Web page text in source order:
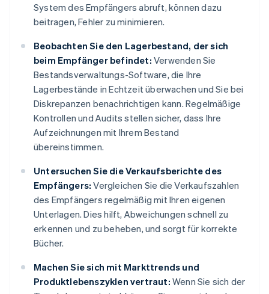
System des Empfängers abruft, können dazu
beitragen, Fehler zu minimieren.
Beobachten Sie den Lagerbestand, der sich
beim Empfänger befindet: Verwenden Sie
Bestandsverwaltungs-Software, die Ihre
Lagerbestände in Echtzeit überwachen und Sie bei
Diskrepanzen benachrichtigen kann. Regelmäßige
Kontrollen und Audits stellen sicher, dass Ihre
Aufzeichnungen mit Ihrem Bestand
übereinstimmen.
Untersuchen Sie die Verkaufsberichte des
Empfängers: Vergleichen Sie die Verkaufszahlen
des Empfängers regelmäßig mit Ihren eigenen
Unterlagen. Dies hilft, Abweichungen schnell zu
erkennen und zu beheben, und sorgt für korrekte
Bücher.
Machen Sie sich mit Markttrends und
Produktlebenszyklen vertraut: Wenn Sie sich der